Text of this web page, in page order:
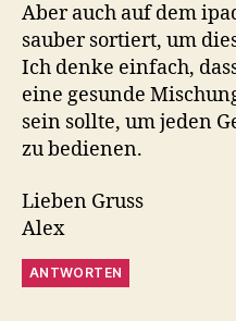
Aber auch auf dem
sauber sortiert, um
Ich denke einfach,
eine gesunde
sein sollte, um jeden
zu bedienen.
Lieben Gruss
Alex
ANTWORTEN